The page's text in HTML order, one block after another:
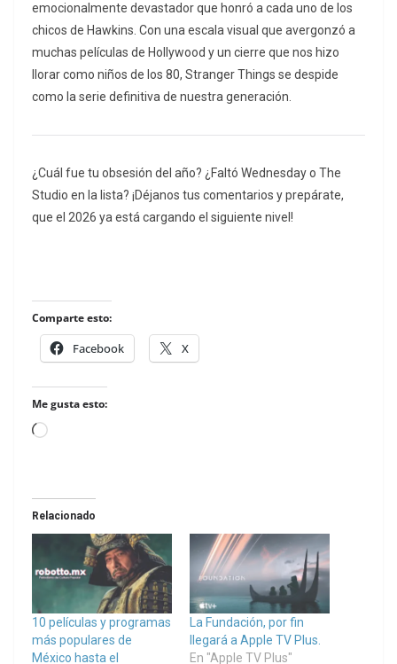
emocionalmente devastador que honró a cada uno de los
chicos de Hawkins. Con una escala visual que avergonzó a
muchas películas de Hollywood y un cierre que nos hizo
llorar como niños de los 80, Stranger Things se despide
como la serie definitiva de nuestra generación.
¿Cuál fue tu obsesión del año? ¿Faltó Wednesdayo The
Studio en la lista? ¡Déjanos tus comentarios y prepárate,
que el 2026 ya está cargando el siguiente nivel!
Comparte esto:
Facebook X
Me gusta esto:
Loading…
Relacionado
10 películas y programas
más populares de
México hasta el
La Fundación, por fin
llegará a Apple TV Plus.
En "Apple TV Plus"